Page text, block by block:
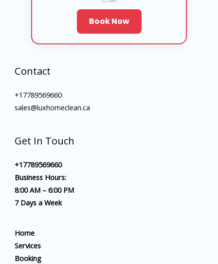
Book Now
Contact
+17789569660
sales@luxhomeclean.ca
Get In Touch
+17789569660
Business Hours:
8:00 AM – 6:00 PM
7 Days a Week
Home
Services
Booking